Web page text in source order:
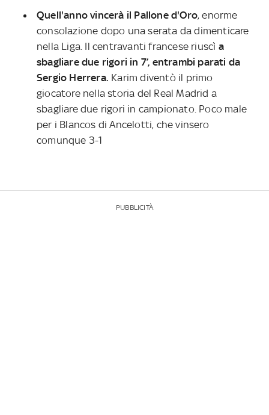
Quell'anno vincerà il Pallone d'Oro, enorme
consolazione dopo una serata da dimenticare
nella Liga. Il centravanti francese riuscì a
sbagliare due rigori in 7’, entrambi parati da
Sergio Herrera. Karim diventò il primo
giocatore nella storia del Real Madrid a
sbagliare due rigori in campionato. Poco male
per i Blancos di Ancelotti, che vinsero
comunque 3-1
PUBBLICITÀ